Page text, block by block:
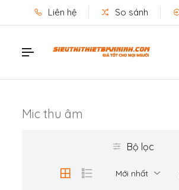
Liên hệ So sánh
Mic thu âm
Bộ lọc
Mới nhất